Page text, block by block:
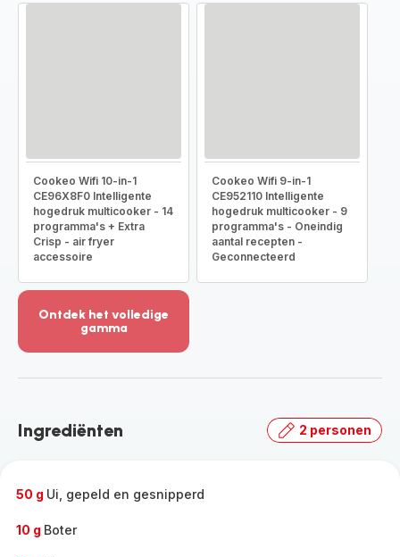
Cookeo Wifi 10-in-1
CE96X8F0 Intelligente
hogedruk multicooker - 14
programma's + Extra
Crisp - air fryer
accessoire
Cookeo Wifi 9-in-1
CE952110 Intelligente
hogedruk multicooker - 9
programma's - Oneindig
aantal recepten -
Geconnecteerd
Ontdek het volledige
gamma
-
volledige
Ingrediënten 2 personen
50 g Ui, gepeld en gesnipperd
10 g Boter